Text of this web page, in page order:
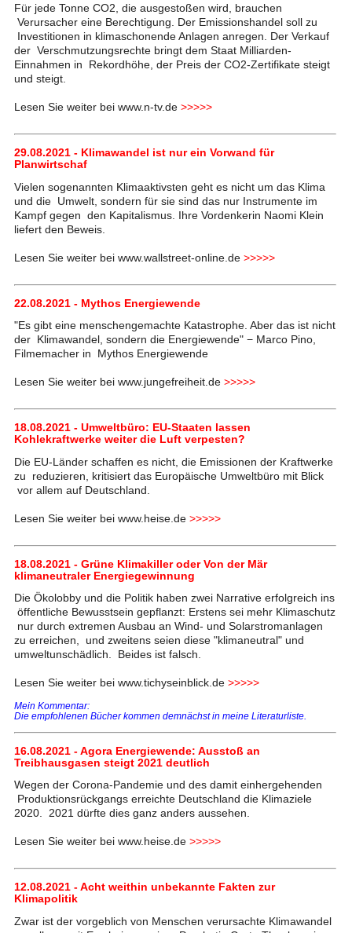
Für jede Tonne CO2, die ausgestoßen wird, brauchen
Verursacher eine Berechtigung. Der Emissionshandel soll zu
Investitionen in klimaschonende Anlagen anregen. Der Verkauf
der Verschmutzungsrechte bringt dem Staat Milliarden-
Einnahmen in Rekordhöhe, der Preis der CO2-Zertifikate steigt
und steigt.
Lesen Sie weiter bei www.n-tv.de >>>>>
29.08.2021 - Klimawandel ist nur ein Vorwand für
Planwirtschaf
Vielen sogenannten Klimaaktivsten geht es nicht um das Klima
und die Umwelt, sondern für sie sind das nur Instrumente im
Kampf gegen den Kapitalismus. Ihre Vordenkerin Naomi Klein
liefert den Beweis.
Lesen Sie weiter bei www.wallstreet-online.de >>>>>
22.08.2021 - Mythos Energiewende
"Es gibt eine menschengemachte Katastrophe. Aber das ist nicht
der Klimawandel, sondern die Energiewende" − Marco Pino,
Filmemacher in Mythos Energiewende
Lesen Sie weiter bei www.jungefreiheit.de >>>>>
18.08.2021 - Umweltbüro: EU-Staaten lassen
Kohlekraftwerke weiter die Luft verpesten?
Die EU-Länder schaffen es nicht, die Emissionen der Kraftwerke
zu reduzieren, kritisiert das Europäische Umweltbüro mit Blick
vor allem auf Deutschland.
Lesen Sie weiter bei www.heise.de >>>>>
18.08.2021 - Grüne Klimakiller oder Von der Mär
klimaneutraler Energiegewinnung
Die Ökolobby und die Politik haben zwei Narrative erfolgreich ins
öffentliche Bewusstsein gepflanzt: Erstens sei mehr Klimaschutz
nur durch extremen Ausbau an Wind- und Solarstromanlagen
zu erreichen, und zweitens seien diese "klimaneutral" und
umweltunschädlich. Beides ist falsch.
Lesen Sie weiter bei www.tichyseinblick.de >>>>>
Mein Kommentar:
Die empfohlenen Bücher kommen demnächst in meine Literaturliste.
16.08.2021 - Agora Energiewende: Ausstoß an
Treibhausgasen steigt 2021 deutlich
Wegen der Corona-Pandemie und des damit einhergehenden
Produktionsrückgangs erreichte Deutschland die Klimaziele
2020. 2021 dürfte dies ganz anders aussehen.
Lesen Sie weiter bei www.heise.de >>>>>
12.08.2021 - Acht weithin unbekannte Fakten zur
Klimapolitik
Zwar ist der vorgeblich von Menschen verursachte Klimawandel